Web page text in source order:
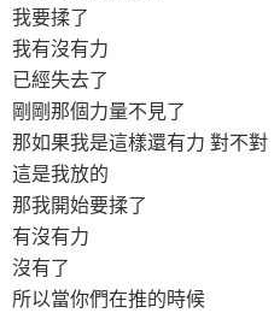
我要揉了
我有沒有力
已經失去了
剛剛那個力量不見了
那如果我是這樣還有力 對不對
這是我放的
那我開始要揉了
有沒有力
沒有了
所以當你們在推的時候